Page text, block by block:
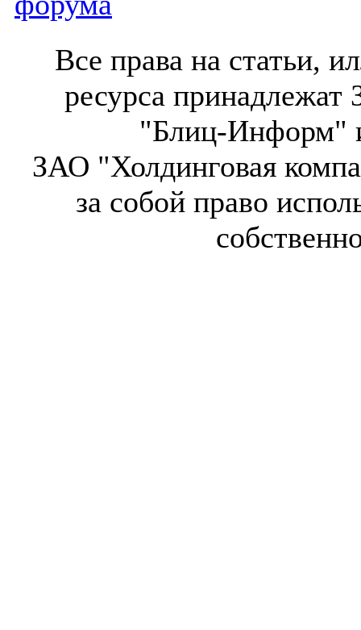
Все права на статьи,
ресурса
"Блиц-Информ"
ЗАО "Холдинговая
за собой право